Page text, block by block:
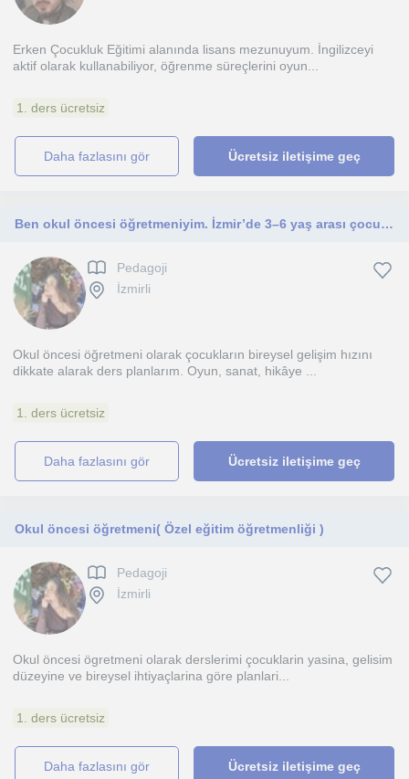
Erken Çocukluk Eğitimi alanında lisans mezunuyum. İngilizceyi
aktif olarak kullanabiliyor, öğrenme süreçlerini oyun...
1. ders ücretsiz
daha fazlasını gör Ücretsiz iletişime geç
Ben okul öncesi öğretmeniyim. İzmir’de 3–6 yaş arası çocuklara oyun temelli, gelişim destekleyici birebir ve grup dersleri veririm
Pedagoji
İzmirli
Okul öncesi öğretmeni olarak çocukların bireysel gelişim hızını
dikkate alarak ders planlarım. Oyun, sanat, hikâye ...
1. ders ücretsiz
daha fazlasını gör Ücretsiz iletişime geç
Okul öncesi öğretmeni( Özel eğitim öğretmenliği )
Pedagoji
İzmirli
Okul öncesi ögretmeni olarak derslerimi çocuklarin yasina, gelisim
düzeyine ve bireysel ihtiyaçlarina göre planlari...
1. ders ücretsiz
daha fazlasını gör Ücretsiz iletişime geç